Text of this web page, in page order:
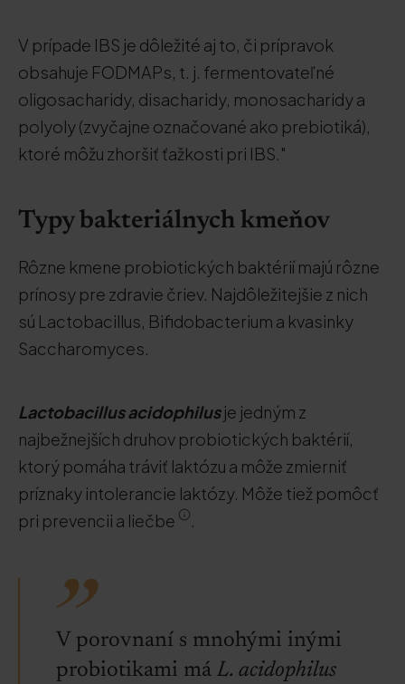
V prípade IBS je dôležité aj to, či prípravok
obsahuje FODMAPs, t. j. fermentovateľné
oligosacharidy, disacharidy, monosacharidy a
polyoly (zvyčajne označované ako prebiotiká),
ktoré môžu zhoršiť ťažkosti pri IBS."
Typy bakteriálnych kmeňov
Rôzne kmene probiotických baktérií majú rôzne
prínosy pre zdravie čriev. Najdôležitejšie z nich
sú Lactobacillus, Bifidobacterium a kvasinky
Saccharomyces.
Lactobacillus acidophilusje jedným z
najbežnejších druhov probiotických baktérií,
ktorý pomáha tráviť laktózu a môže zmierniť
príznaky intolerancie laktózy. Môže tiež pomôcť
pri prevencii a liečbe
.
V porovnaní s mnohými inými
probiotikami má L. acidophilus